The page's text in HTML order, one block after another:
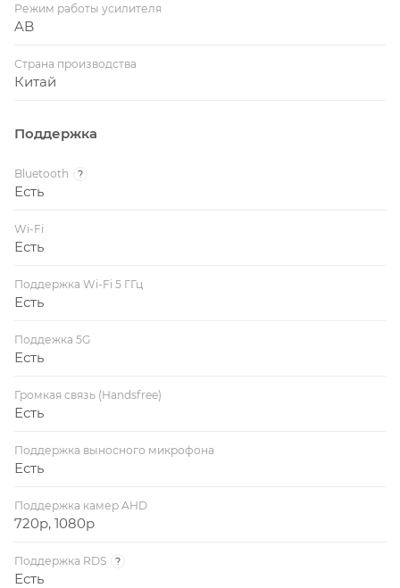
Режим работы усилителя
AB
Страна производства
Китай
Поддержка
Bluetooth ?
Есть
Wi-Fi
Есть
Поддержка Wi-Fi 5 ГГц
Есть
Поддежка 5G
Есть
Громкая связь (Handsfree)
Есть
Поддержка выносного микрофона
Есть
Поддержка камер AHD
720p, 1080p
Поддержка RDS ?
Есть